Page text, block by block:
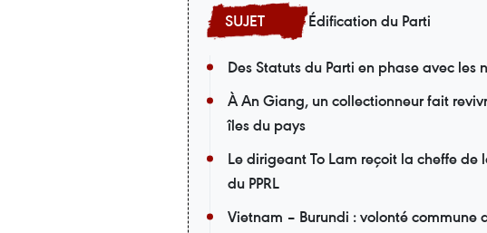
Édification du Parti
Des Statuts du Parti en phase avec
À An Giang, un collectionneur fait
îles du pays
Le dirigeant To Lam reçoit la cheffe
du PPRL
Vietnam – Burundi : volonté